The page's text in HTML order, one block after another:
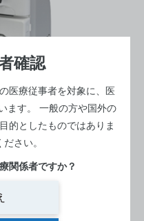
確認
医療従事者を対象に、医
ます。
一般の方や国外の
的としたものではありま
さい。
関係者ですか？
ー TL-7000